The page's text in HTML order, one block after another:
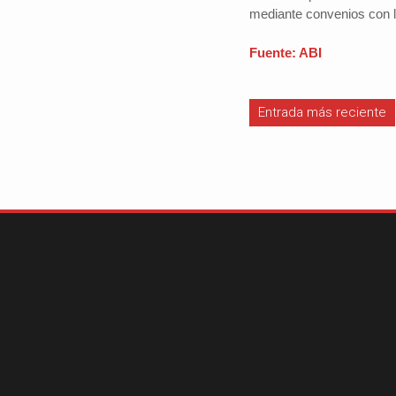
mediante convenios con
Fuente: ABI
Entrada más reciente
Periodistas por el
Autor: Daniel